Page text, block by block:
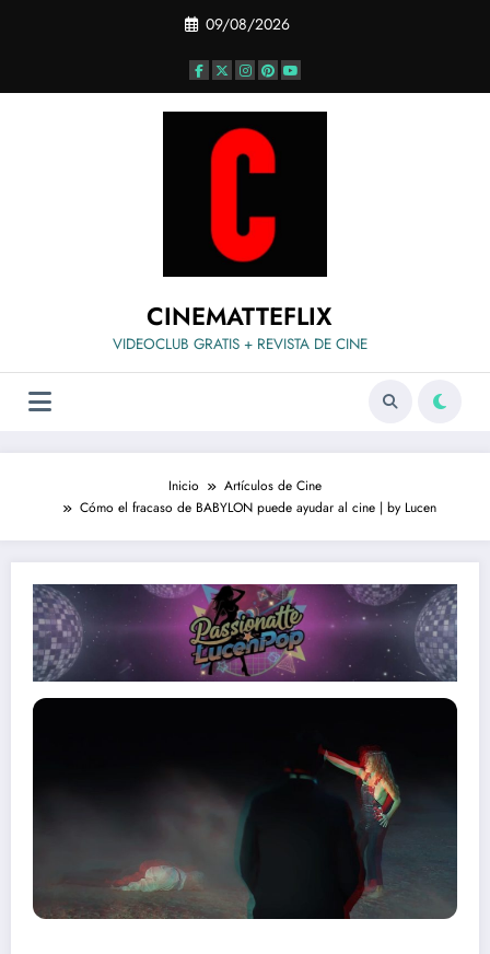
09/08/2026
CINEMATTEFLIX
VIDEOCLUB GRATIS + REVISTA DE CINE
Inicio
Artículos de Cine
Cómo el fracaso de BABYLON puede ayudar al cine | by Lucen